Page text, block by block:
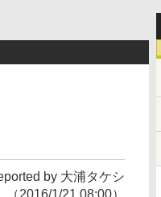
by 大浦タケシ
（2016/1/21 08:00）